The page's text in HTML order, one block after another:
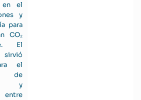
en el
y
para
CO₂
El
sirvió
el
de
y